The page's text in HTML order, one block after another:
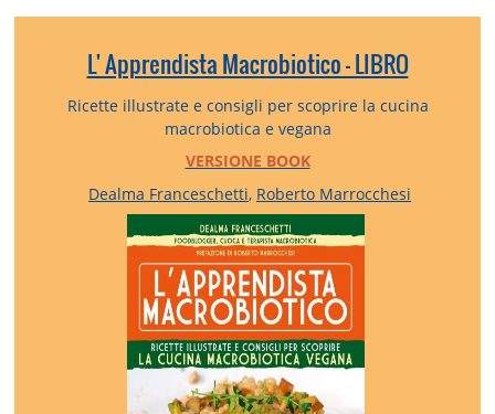
L' Apprendista Macrobiotico - LIBRO
Ricette illustrate e consigli per scoprire la cucina
macrobiotica e vegana
VERSIONE BOOK
Dealma Franceschetti, Roberto Marrocchesi